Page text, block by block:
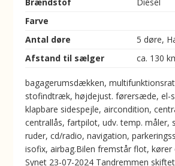
Farve
Antal døre
5 døre,
Afstand til sælger
ca. 130
bagagerumsdækken,
stofindtræk, højdejust. førersæde, el-
klapbare sidespejle, aircondition,
centrallås, fartpilot, udv. temp. måler,
ruder, cd/radio, navigation,
isofix, airbag.Bilen fremstår flot,
Synet 23-07-2024 Tandremmen